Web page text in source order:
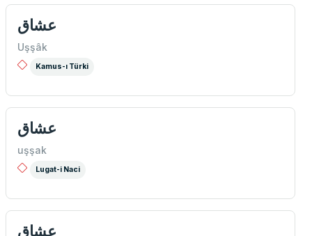
عشاق
Uşşâk
Kamus-ı Türki
عشاق
uşşak
Lugat-i Naci
عشاق